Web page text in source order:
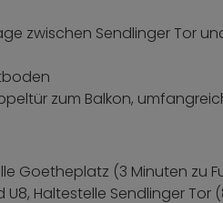
zwischen Sendlinger Tor
zum Balkon,
Goetheplatz (3 Minuten zu
U8, Haltestelle Sendlinger